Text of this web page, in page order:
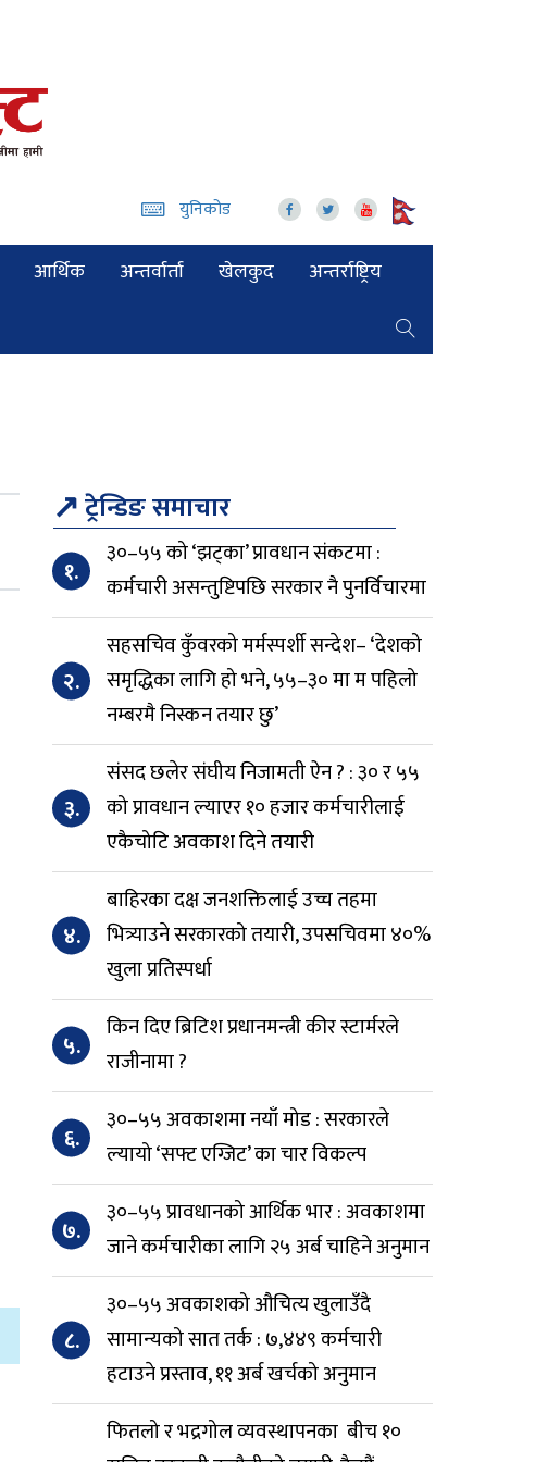
युनिकोड
आर्थिक अन्तर्वार्ता खेलकुद अन्तर्राष्ट्रिय
↗ट्रेन्डिङ समाचार
१.
३०–५५ को ‘झट्का’ प्रावधान संकटमा :
कर्मचारी असन्तुष्टिपछि सरकार नै पुनर्विचारमा
२.
सहसचिव कुँवरको मर्मस्पर्शी सन्देश– ‘देशको
समृद्धिका लागि हो भने, ५५–३० मा म पहिलो
नम्बरमै निस्कन तयार छु’
३.
संसद छलेर संघीय निजामती ऐन ? : ३० र ५५
को प्रावधान ल्याएर १० हजार कर्मचारीलाई
एकैचोटि अवकाश दिने तयारी
४.
बाहिरका दक्ष जनशक्तिलाई उच्च तहमा
भित्र्याउने सरकारको तयारी, उपसचिवमा ४०%
खुला प्रतिस्पर्धा
५.
किन दिए ब्रिटिश प्रधानमन्त्री कीर स्टार्मरले
राजीनामा ?
६.
३०–५५ अवकाशमा नयाँ मोड : सरकारले
ल्यायो ‘सफ्ट एग्जिट’ का चार विकल्प
७.
३०–५५ प्रावधानको आर्थिक भार : अवकाशमा
जाने कर्मचारीका लागि २५ अर्ब चाहिने अनुमान
८.
३०–५५ अवकाशको औचित्य खुलाउँदै
सामान्यको सात तर्क : ७,४४९ कर्मचारी
हटाउने प्रस्ताव, ११ अर्ब खर्चको अनुमान
फितलो र भद्रगोल व्यवस्थापनका बीच १०